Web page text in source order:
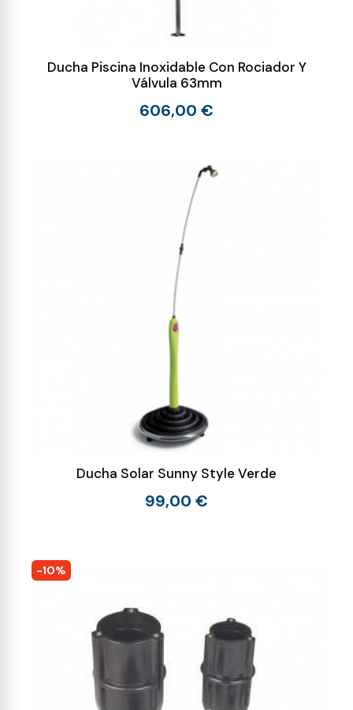
Ducha Piscina Inoxidable Con Rociador Y
Válvula 63mm
606,00 €
Ducha Solar Sunny Style Verde
99,00 €
-10%